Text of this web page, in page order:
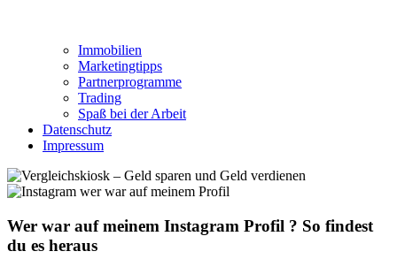
Immobilien
Marketingtipps
Partnerprogramme
Trading
Spaß bei der Arbeit
Datenschutz
Impressum
Wer war auf meinem Instagram Profil ? So findest
du es heraus